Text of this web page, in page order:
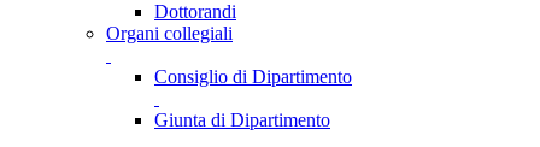
Dottorandi
Organi collegiali
Consiglio di Dipartimento
Giunta di Dipartimento